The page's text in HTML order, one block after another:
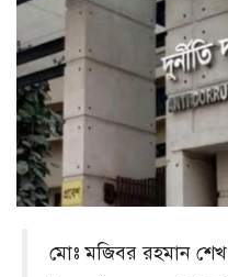
মোঃ মজিবর রহমান শেখ